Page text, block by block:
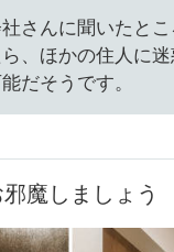
さんに聞いたと
、ほかの住人に
だそうです。
魔しましょう